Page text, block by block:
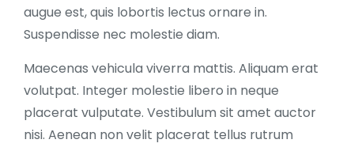
augue est, quis lobortis lectus ornare in.
Suspendisse nec molestie diam.
Maecenas vehicula viverra mattis. Aliquam erat
volutpat. Integer molestie libero in neque
placerat vulputate. Vestibulum sit amet auctor
nisi. Aenean non velit placerat tellus rutrum